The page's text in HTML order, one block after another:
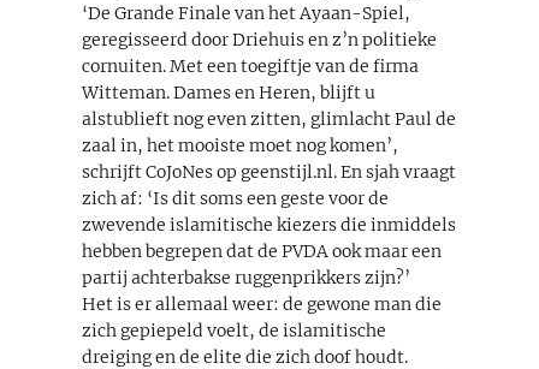
‘De Grande Finale van het Ayaan-Spiel,
geregisseerd door Driehuis en z’n politieke
cornuiten. Met een toegiftje van de firma
Witteman. Dames en Heren, blijft u
alstublieft nog even zitten, glimlacht Paul de
zaal in, het mooiste moet nog komen’,
schrijft CoJoNes op geenstijl.nl. En sjah vraagt
zich af: ‘Is dit soms een geste voor de
zwevende islamitische kiezers die inmiddels
hebben begrepen dat de PVDA ook maar een
partij achterbakse ruggenprikkers zijn?’
Het is er allemaal weer: de gewone man die
zich gepiepeld voelt, de islamitische
dreiging en de elite die zich doof houdt.